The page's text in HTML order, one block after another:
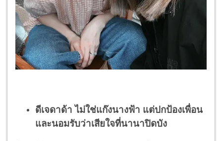
ดีเจดาด้า ไม่ใช่แก๊งนางฟ้า แต่ปกป้องเพื่อน
และนอมรับว่าเสียใจที่นานาปิดบัง